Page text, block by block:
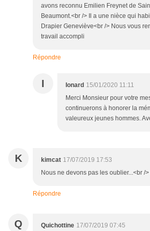
avons reconnu Emilien Freynet de
Beaumont.<br /> Il a une nièce qui
Drapier Geneviève<br /> Nous vous
travail accompli
Répondre
I Ionard 15/01/2020 11:11
Merci Monsieur pour votre
continuerons à honorer la
valeureux jeunes hommes.
K kimcat 17/07/2019 17:53
Nous ne devons pas les oublier...<br /
Répondre
Q Quichottine 17/07/2019 07:45